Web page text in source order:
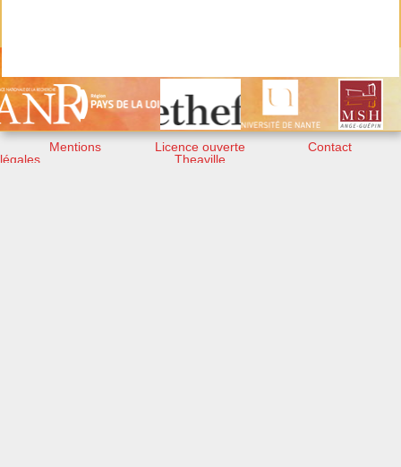
Mentions
légales
Licence ouverte
Theaville
Contact